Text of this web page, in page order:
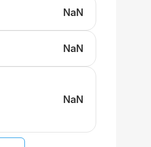
NaN
NaN
NaN